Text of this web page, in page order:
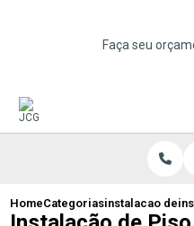
Faça seu
HomeCategoriasinstalacao de